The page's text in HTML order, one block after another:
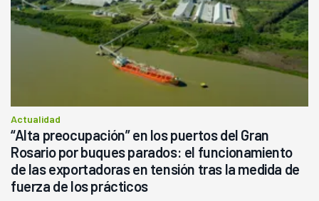
Actualidad
“Alta preocupación” en los puertos del Gran
Rosario por buques parados: el funcionamiento
de las exportadoras en tensión tras la medida de
fuerza de los prácticos